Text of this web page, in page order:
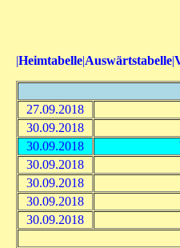
|Heimtabelle|Auswärtstabelle|
27.09.2018
30.09.2018
30.09.2018
30.09.2018
30.09.2018
30.09.2018
30.09.2018